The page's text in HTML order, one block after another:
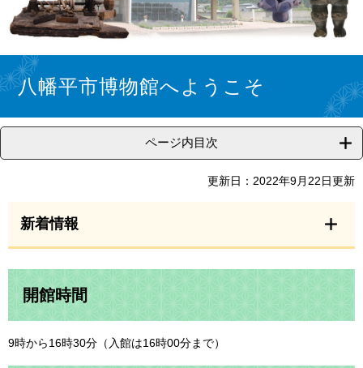
文 八幡平市博物館へようこそ
ページ内目次
更新日：2022年9月22日更新
新着情報
開館時間
9時から16時30分（入館は16時00分まで）